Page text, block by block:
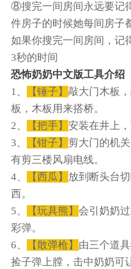
⑧搜完一间房间永远要记
件房子的时候她每间房子
如果你搜完一间房间，记
3秒的时间
恐怖奶奶中文版工具介绍
1、
【锤子】 敲大门木板
板，木板用来搭桥。
2、
【把手】 安装在井上
3、
【钳子】 剪大门的机
有剪三楼风扇电线。
4、
【西瓜】 放到断头台
西。
5、
【玩具熊】 会引奶奶
彩弹。
6、
【散弹枪】 由三个道
捡子弹上膛，击中奶奶可